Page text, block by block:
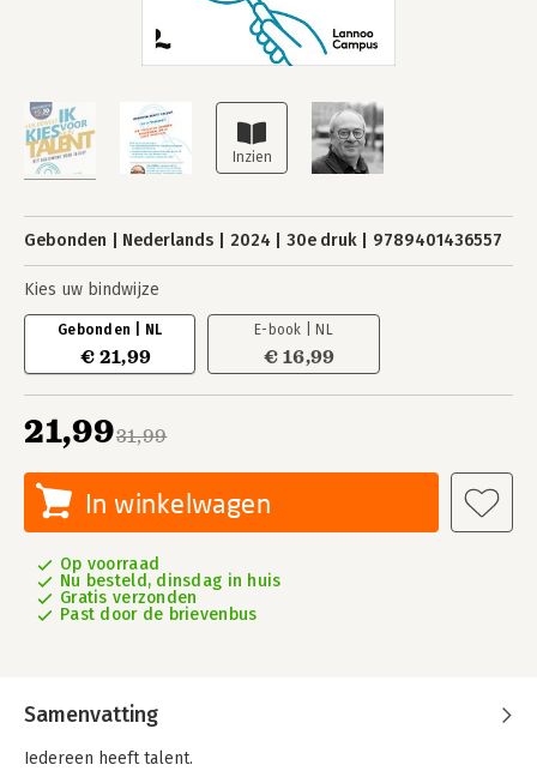
Gebonden Nederlands 2024 30e druk 9789401436557
Kies uw bindwijze
Gebonden | NL
€ 21,99
E-book | NL
€ 16,99
31,99
21,99
In winkelwagen
Op voorraad
Nu besteld, dinsdag in huis
Gratis verzonden
Past door de brievenbus
Samenvatting
Iedereen heeft talent.